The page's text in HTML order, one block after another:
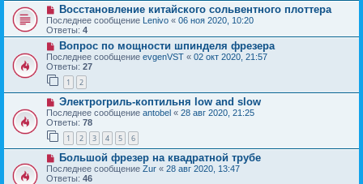
Восстановление китайского сольвентного плоттера
Последнее сообщение Lenivo « 06 ноя 2020, 10:20
Ответы: 4
Вопрос по мощности шпинделя фрезера
Последнее сообщение evgenVST « 02 окт 2020, 21:57
Ответы: 27
1 2
Электрогриль-коптильня low and slow
Последнее сообщение antobel « 28 авг 2020, 21:25
Ответы: 78
1 2 3 4 5 6
Большой фрезер на квадратной трубе
Последнее сообщение Zur « 28 авг 2020, 13:47
Ответы: 46